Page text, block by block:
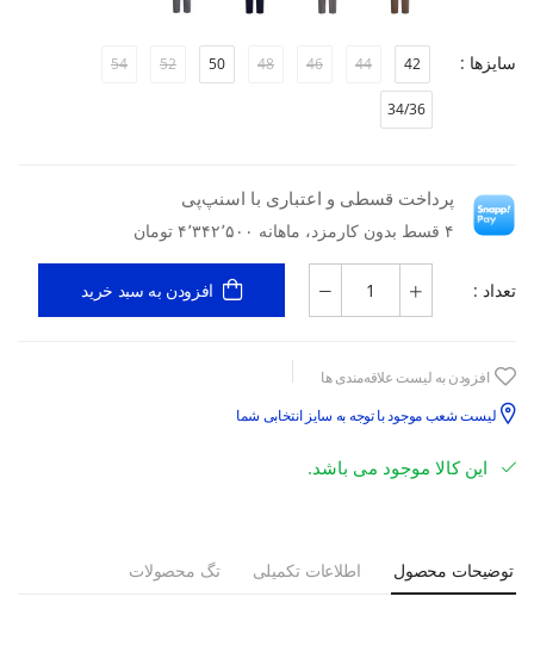
سایزها : 42
44
46
48
50
52
54
34/36
پرداخت قسطی و اعتباری با اسنپ‌پی
۴ قسط بدون کارمزد، ماهانه ۴٬۳۴۲٬۵۰۰ تومان
تعداد : افزودن به سبد خرید
افزودن به لیست علاقه‌مندی ها
لیست شعب موجود با توجه به سایز انتخابی شما
این کالا موجود می باشد.
توضیحات محصول اطلاعات تکمیلی تگ محصولات